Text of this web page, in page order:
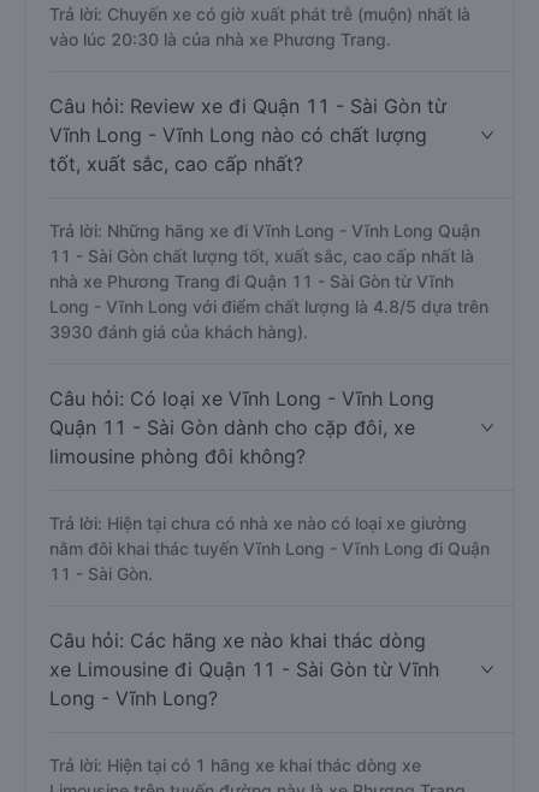
Trả lời: Chuyến xe có giờ xuất phát trễ (muộn) nhất là
vào lúc 20:30 là của nhà xe Phương Trang.
Câu hỏi: Review xe đi Quận 11 - Sài Gòn từ
Vĩnh Long - Vĩnh Long nào có chất lượng
tốt, xuất sắc, cao cấp nhất?
Trả lời: Những hãng xe đi Vĩnh Long - Vĩnh Long Quận
11 - Sài Gòn chất lượng tốt, xuất sắc, cao cấp nhất là
nhà xe Phương Trang đi Quận 11 - Sài Gòn từ Vĩnh
Long - Vĩnh Long với điểm chất lượng là 4.8/5 dựa trên
3930 đánh giá của khách hàng).
Câu hỏi: Có loại xe Vĩnh Long - Vĩnh Long
Quận 11 - Sài Gòn dành cho cặp đôi, xe
limousine phòng đôi không?
Trả lời: Hiện tại chưa có nhà xe nào có loại xe giường
nằm đôi khai thác tuyến Vĩnh Long - Vĩnh Long đi Quận
11 - Sài Gòn.
Câu hỏi: Các hãng xe nào khai thác dòng
xe Limousine đi Quận 11 - Sài Gòn từ Vĩnh
Long - Vĩnh Long?
Trả lời: Hiện tại có 1 hãng xe khai thác dòng xe